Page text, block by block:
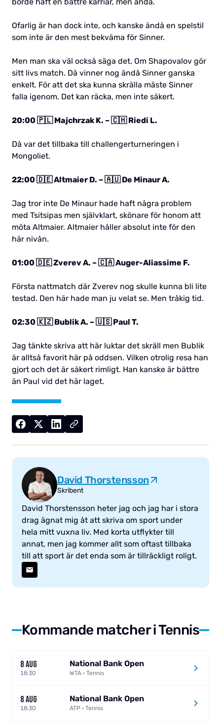
Ofarlig är han dock inte, och kanske ändå en spelstil
som inte är den mest bekväma för Sinner.
Men man ska väl också säga det. Om Shapovalov gör
sitt livs match. Då vinner nog ändå Sinner ganska
enkelt. För att det ska kunna skrälla måste Sinner
falla igenom. Det kan räcka, men inte säkert.
20:00 🇵🇱 Majchrzak K. – 🇨🇭 Riedi L.
Då var det tillbaka till challengerturneringen i
Mongoliet.
22:00 🇩🇪 Altmaier D. – 🇦🇺 De Minaur A.
Jag tror inte De Minaur hade haft några problem
med Tsitsipas men självklart, skönare för honom att
möta Altmaier. Altmaier håller absolut inte för den
här nivån.
01:00 🇩🇪 Zverev A. – 🇨🇦 Auger-Aliassime F.
Första nattmatch där Zverev nog skulle kunna bli lite
testad. Den här hade man ju velat se. Men tråkig tid.
02:30 🇰🇿 Bublik A. – 🇺🇸 Paul T.
Jag tänkte skriva att här luktar det skräll men Bublik
är alltså favorit här på oddsen. Vilken otrolig resa han
gjort och det är säkert rimligt. Han kanske är bättre
än Paul vid det här laget.
David Thorstensson
Skribent
David Thorstensson heter jag och jag har i stora
drag ägnat mig åt att skriva om sport under
hela mitt vuxna liv. Med korta utflykter till
annat, men jag kommer allt som oftast tillbaka
till att sport är det enda som är tillräckligt roligt.
Kommande matcher i Tennis
8 AUG
18:30
National Bank Open
WTA · Tennis
8 AUG
18:30
National Bank Open
ATP · Tennis